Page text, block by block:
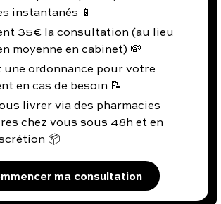
instantanés 📱
35€ la consultation (au lieu
moyenne en cabinet) 💸
une ordonnance pour votre
en cas de besoin 📝
livrer via des pharmacies
chez vous sous 48h et en
📦
ma consultation